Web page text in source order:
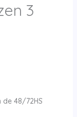
3
48/72HS